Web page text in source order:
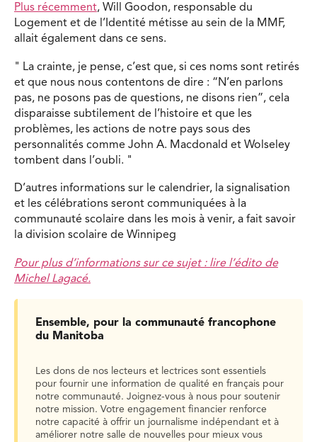
Plus récemment, Will Goodon, responsable du
Logement et de l’Identité métisse au sein de la MMF,
allait également dans ce sens.
La crainte, je pense, c’est que, si ces noms sont retirés
et que nous nous contentons de dire : “N’en parlons
pas, ne posons pas de questions, ne disons rien”, cela
disparaisse subtilement de l’histoire et que les
problèmes, les actions de notre pays sous des
personnalités comme John A. Macdonald et Wolseley
tombent dans l’oubli.
D’autres informations sur le calendrier, la signalisation
et les célébrations seront communiquées à la
communauté scolaire dans les mois à venir, a fait savoir
la division scolaire de Winnipeg
Pour plus d’informations sur ce sujet : lire l’édito de
Michel Lagacé.
Ensemble, pour la communauté francophone
du Manitoba
Les dons de nos lecteurs et lectrices sont essentiels
pour fournir une information de qualité en français pour
notre communauté. Joignez-vous à nous pour soutenir
notre mission. Votre engagement financier renforce
notre capacité à offrir un journalisme indépendant et à
améliorer notre salle de nouvelles pour mieux vous